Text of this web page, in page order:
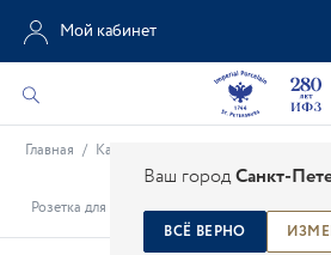
Ваш городСанкт-
ВСЁ ВЕРНО
Мой кабинет
Главная / Каталог
/
Розетка для варенья форма Тюльпан рисунок